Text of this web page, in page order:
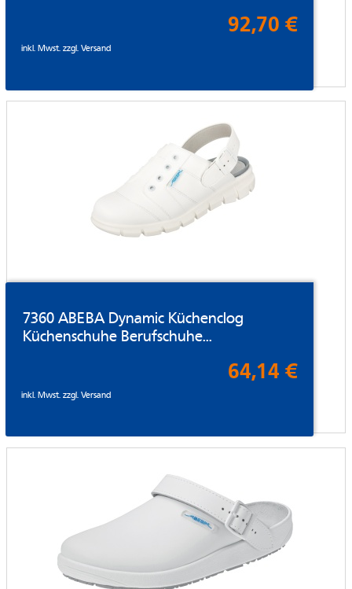
92,70 €
inkl. Mwst. zzgl.Versand
7360 ABEBA Dynamic Küchenclog
Küchenschuhe Berufschuhe...
64,14 €
inkl. Mwst. zzgl.Versand